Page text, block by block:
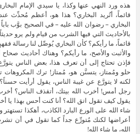
هذه ورد النهي عنها وكذا، يا سيدي الإمام
قائماً، أتُريد البخاري؟ هذا هو، أعظم مُحدِّث
البخاري – رضوان الله عليه – في الصحيح بوَّب
بالأحاديث التي فيها الشرب من قيام ولم يرو
قائماً، ما رأيكم؟ كأن البخاري يُوصِّل لنا رسالة
والأثبت والأصح، ما رأيكم؟ وهناك أحاديث
فإذن تحتاج إلى أن تعرف هذا، بعض الناس
حلو ومُمتاز، يتسنَّن هو، مُمتاز! ترك المكروهات
لكنه لا يتورَّع عن غيبة الناس، يقول أرأيت
رجل أمس! أخرب الله بيتك، أتقذف الناس؟ أخرب
يقول كيف تقول اتق الله؟ أنا كنت أحس بهذا يا
شاء الله على الورع البارد الكاذب، أهكذا
أعراضها لكنك مُتورِّع جداً كما تقول في أن تشرب
الله، ما شاء الله!